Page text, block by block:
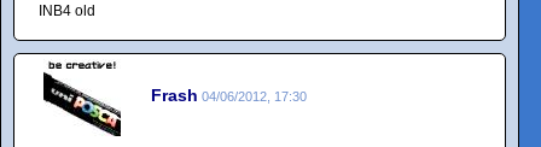
INB4 old
Frash 04/06/2012, 17:30